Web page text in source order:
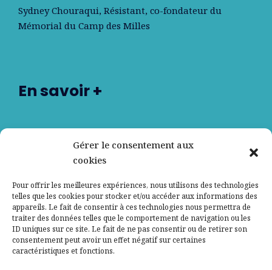
Gérer le consentement aux
cookies
Pour offrir les meilleures expériences, nous utilisons des technologies
telles que les cookies pour stocker et/ou accéder aux informations des
appareils. Le fait de consentir à ces technologies nous permettra de
traiter des données telles que le comportement de navigation ou les
ID uniques sur ce site. Le fait de ne pas consentir ou de retirer son
consentement peut avoir un effet négatif sur certaines
caractéristiques et fonctions.
Sydney Chouraqui, Résistant, co-fondateur du
Mémorial du Camp des Milles
En savoir +
Nos partenaires
Contactez-nous
Mentions légales